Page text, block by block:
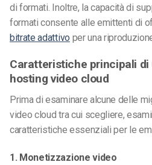
di formati. Inoltre, la capacità di
formati consente alle emittenti di
bitrate adattivo per una
Caratteristiche principali
hosting video cloud
Prima di esaminare alcune delle
video cloud tra cui scegliere,
caratteristiche essenziali per le
1. Monetizzazione video